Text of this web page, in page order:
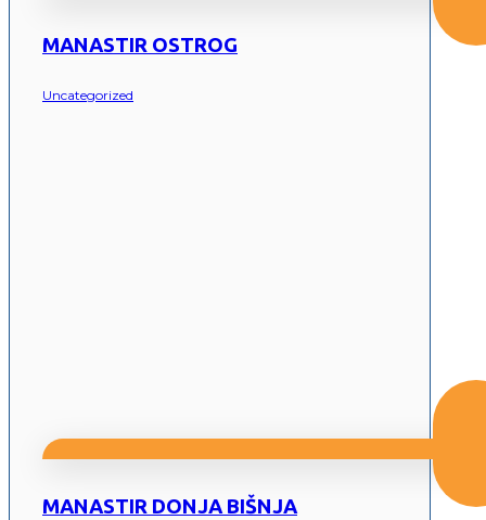
MANASTIR OSTROG
Uncategorized
MANASTIR DONJA BIŠNJA